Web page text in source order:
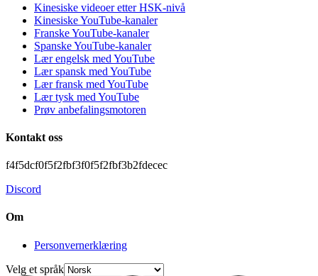
Kinesiske videoer etter HSK-nivå
Kinesiske YouTube-kanaler
Franske YouTube-kanaler
Spanske YouTube-kanaler
Lær engelsk med YouTube
Lær spansk med YouTube
Lær fransk med YouTube
Lær tysk med YouTube
Prøv anbefalingsmotoren
Kontakt oss
f4f5dcf0f5f2fbf3f0f5f2fbf3b2fdecec
Discord
Om
Personvernerklæring
Velg et språk